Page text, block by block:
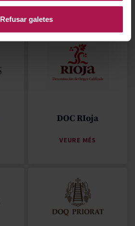
Refusar galetes
VEURE MÉS
DOC RIoja
VEURE MÉS